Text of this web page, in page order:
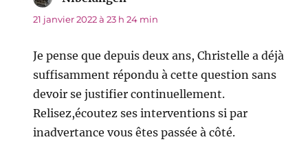
21 janvier 2022 à 23 h 24 min
Je pense que depuis deux ans, Christelle a déjà
suffisamment répondu à cette question sans
devoir se justifier continuellement.
Relisez,écoutez ses interventions si par
inadvertance vous êtes passée à côté.